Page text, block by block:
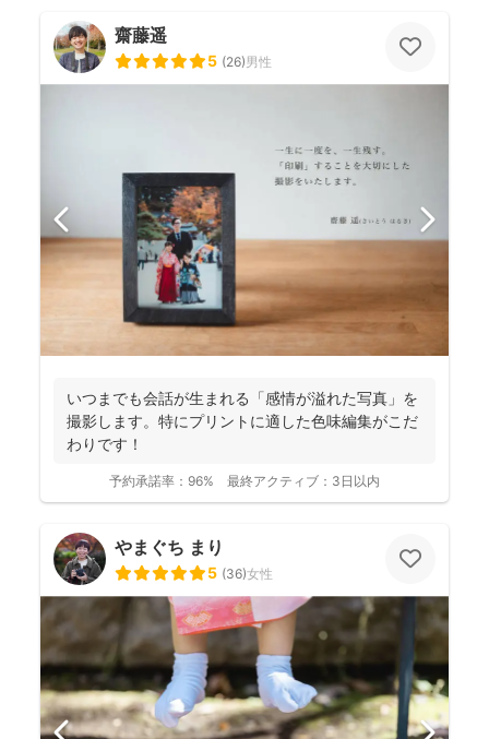
齋藤遥
5 (26)男性
いつまでも会話が生まれる「感情が溢れた写真」を
撮影します。特にプリントに適した色味編集がこだ
わりです！
予約承諾率： 96% 最終アクティブ： 3日以内
やまぐち まり
5 (36)女性